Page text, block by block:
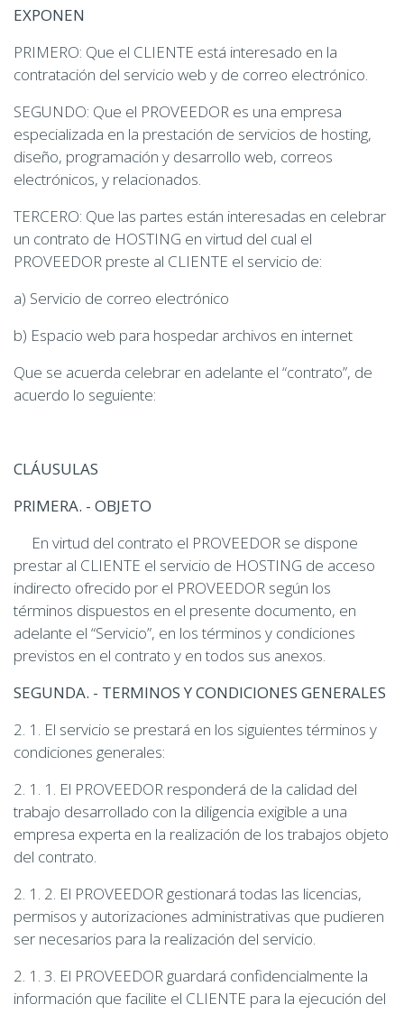
EXPONEN
PRIMERO: Que el CLIENTE está interesado en la
contratación del servicio web y de correo electrónico.
SEGUNDO: Que el PROVEEDOR es una empresa
especializada en la prestación de servicios de hosting,
diseño, programación y desarrollo web, correos
electrónicos, y relacionados.
TERCERO: Que las partes están interesadas en celebrar
un contrato de HOSTING en virtud del cual el
PROVEEDOR preste al CLIENTE el servicio de:
a) Servicio de correo electrónico
b) Espacio web para hospedar archivos en internet
Que se acuerda celebrar en adelante el “contrato”, de
acuerdo lo seguiente:
CLÁUSULAS
PRIMERA. - OBJETO
En virtud del contrato el PROVEEDOR se dispone
prestar al CLIENTE el servicio de HOSTING de acceso
indirecto ofrecido por el PROVEEDOR según los
términos dispuestos en el presente documento, en
adelante el “Servicio”, en los términos y condiciones
previstos en el contrato y en todos sus anexos.
SEGUNDA. - TERMINOS Y CONDICIONES GENERALES
2. 1. El servicio se prestará en los siguientes términos y
condiciones generales:
2. 1. 1. El PROVEEDOR responderá de la calidad del
trabajo desarrollado con la diligencia exigible a una
empresa experta en la realización de los trabajos objeto
del contrato.
2. 1. 2. El PROVEEDOR gestionará todas las licencias,
permisos y autorizaciones administrativas que pudieren
ser necesarios para la realización del servicio.
2. 1. 3. El PROVEEDOR guardará confidencialmente la
información que facilite el CLIENTE para la ejecución del